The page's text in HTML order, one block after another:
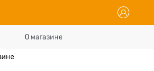
О магазине